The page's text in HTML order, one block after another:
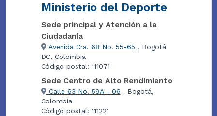
Ministerio del Deporte
Sede principal y Atención a la
Ciudadanía
Avenida Cra. 68 No. 55-65 , Bogotá
DC, Colombia
Código postal: 111071
Sede Centro de Alto Rendimiento
Calle 63 No. 59A - 06 , Bogotá,
Colombia
Código postal: 111221